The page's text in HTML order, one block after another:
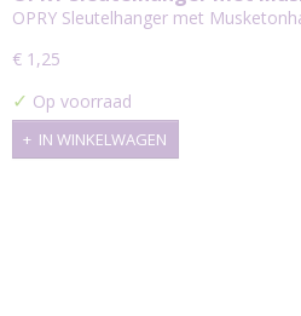
Zwart-Zilver
OPRY Sleutelhanger met
€ 1,25
✓ Op voorraad
IN WINKELWAGEN